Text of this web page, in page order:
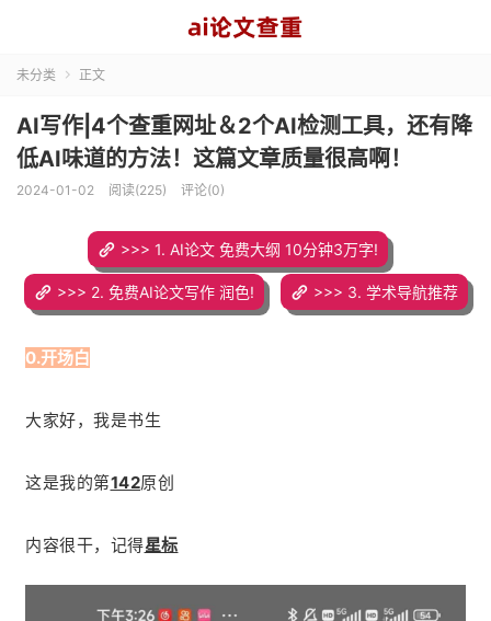
未分类  正文
AI写作|4个查重网址＆2个AI检测工具，还有降
低AI味道的方法！这篇文章质量很高啊！
2024-01-02 阅读(225) 评论(0)
>>> 1. AI论文 免费大纲 10分钟3万字!
>>> 2. 免费AI论文写作 润色! >>> 3. 学术导航推荐
0.开场白
大家好，我是书生
这是我的第142原创
内容很干，记得星标